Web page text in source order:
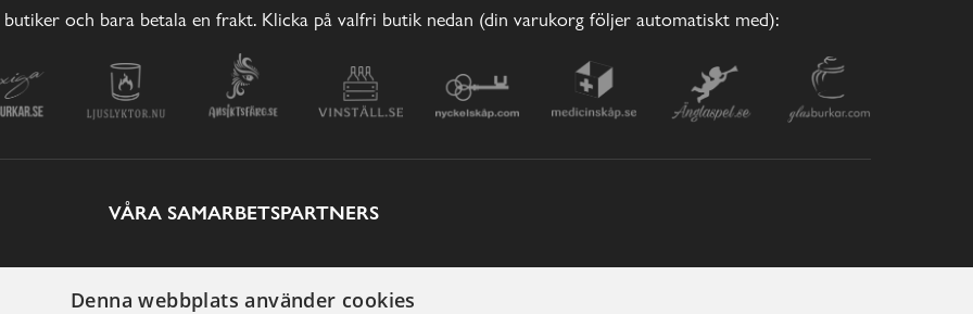
och bara betala en frakt. Klicka på valfri butik nedan (din varukorg följer automatiskt med):
VÅRA SAMARBETSPARTNERS
Denna webbplats använder cookies